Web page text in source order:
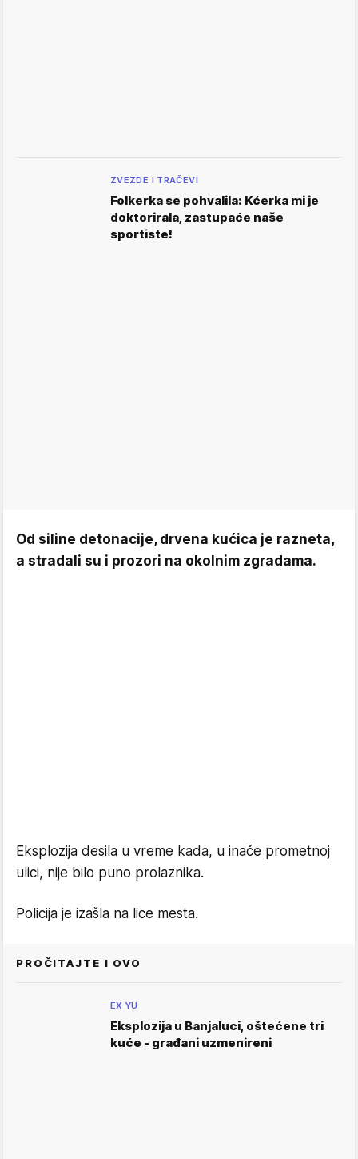
ZVEZDE I TRAČEVI
Folkerka se pohvalila: Kćerka mi je
doktorirala, zastupaće naše
sportiste!
Od siline detonacije, drvena kućica je razneta,
a stradali su i prozori na okolnim zgradama.
Eksplozija desila u vreme kada, u inače prometnoj
ulici, nije bilo puno prolaznika.
Policija je izašla na lice mesta.
PROČITAJTE I OVO
EX YU
Eksplozija u Banjaluci, oštećene tri
kuće - građani uzmenireni